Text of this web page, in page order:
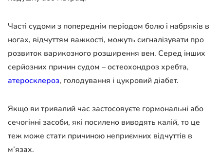
Часті судоми з попереднім періодом болю і набряків в
ногах, відчуттям важкості, можуть сигналізувати про
розвиток варикозного розширення вен. Серед інших
серйозних причин судом – остеохондроз хребта,
атеросклероз, голодування і цукровий діабет.
Якщо ви тривалий час застосовуєте гормональні або
сечогінні засоби, які посилено виводять калій, то це
теж може стати причиною неприємних відчуттів в
м’язах.